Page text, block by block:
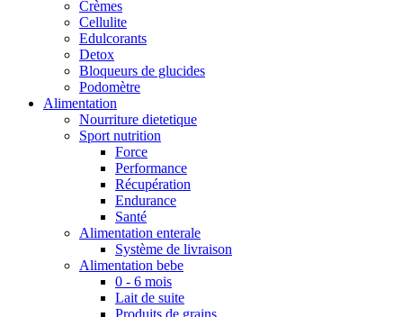
Crèmes
Cellulite
Edulcorants
Detox
Bloqueurs de glucides
Podomètre
Alimentation
Nourriture dietetique
Sport nutrition
Force
Performance
Récupération
Endurance
Santé
Alimentation enterale
Système de livraison
Alimentation bebe
0 - 6 mois
Lait de suite
Produits de grains